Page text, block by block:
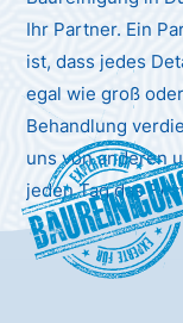
Ihr Partner. Ein
ist, dass jedes
egal wie groß
Behandlung
uns von anderen
jeden Tag das